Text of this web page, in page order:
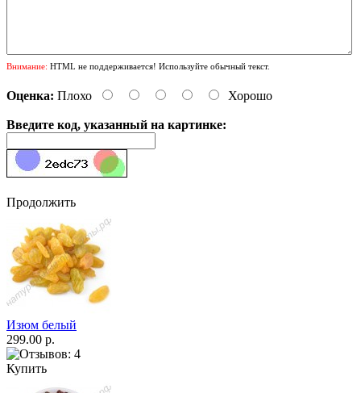
Внимание: HTML не поддерживается! Используйте обычный текст.
Оценка: Плохо Хорошо
Введите код, указанный на картинке:
Продолжить
Изюм белый
299.00 р.
Купить